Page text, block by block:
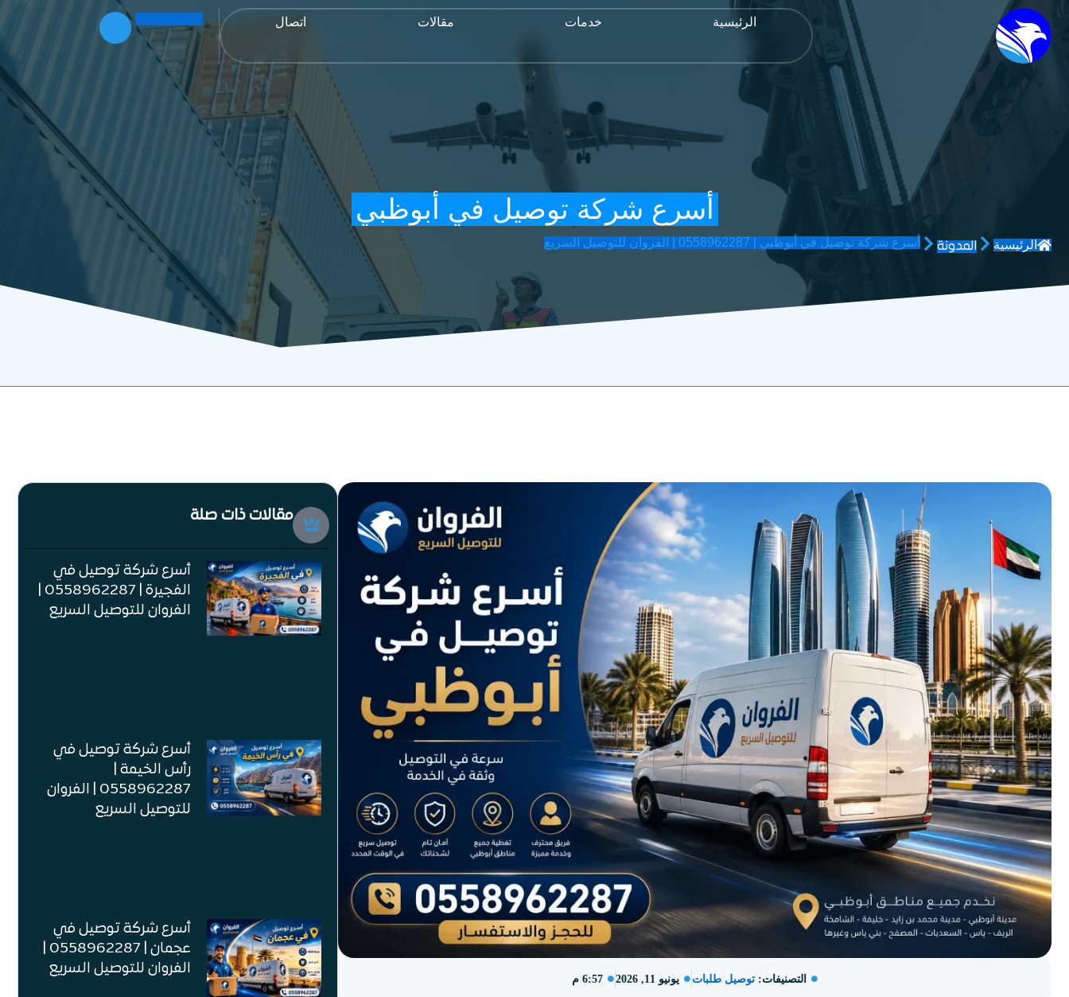
الرئيسية خدمات مقالات اتصال
أسرع شركة توصيل في أبوظبي
الرئيسية المدونة أسرع شركة توصيل في أبوظبي | 0558962287 | الفروان للتوصيل السريع
التصنيفات:توصيل طلبات يونيو 11, 2026 6:57 م
مقالات ذات صلة
أسرع شركة توصيل في
الفروان للتوصيل السريع
أسرع شركة توصيل في
رأس الخيمة |
0558962287 | الفروان
للتوصيل السريع
أسرع شركة توصيل في
الفروان للتوصيل السريع